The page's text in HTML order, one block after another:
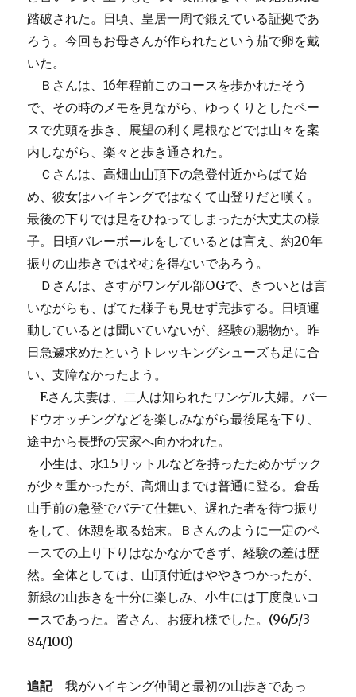
踏破された。日頃、皇居一周で鍛えている証拠であ
ろう。今回もお母さんが作られたという茄で卵を戴
いた。
Ｂさんは、16年程前このコースを歩かれたそう
で、その時のメモを見ながら、ゆっくりとしたペー
スで先頭を歩き、展望の利く尾根などでは山々を案
内しながら、楽々と歩き通された。
Ｃさんは、高畑山山頂下の急登付近からばて始
め、彼女はハイキングではなくて山登りだと嘆く。
最後の下りでは足をひねってしまったが大丈夫の様
子。日頃バレーボールをしているとは言え、約20年
振りの山歩きではやむを得ないであろう。
Ｄさんは、さすがワンゲル部OGで、きついとは言
いながらも、ばてた様子も見せず完歩する。日頃運
動しているとは聞いていないが、経験の賜物か。昨
日急遽求めたというトレッキングシューズも足に合
い、支障なかったよう。
Eさん夫妻は、二人は知られたワンゲル夫婦。バー
ドウオッチングなどを楽しみながら最後尾を下り、
途中から長野の実家へ向かわれた。
小生は、水1.5リットルなどを持ったためかザック
が少々重かったが、高畑山までは普通に登る。倉岳
山手前の急登でバテて仕舞い、遅れた者を待つ振り
をして、休憩を取る始末。Ｂさんのように一定のペ
ースでの上り下りはなかなかできず、経験の差は歴
然。全体としては、山頂付近はややきつかったが、
新緑の山歩きを十分に楽しみ、小生には丁度良いコ
ースであった。皆さん、お疲れ様でした。(96/5/3
84/100)
追記我がハイキング仲間と最初の山歩きであっ